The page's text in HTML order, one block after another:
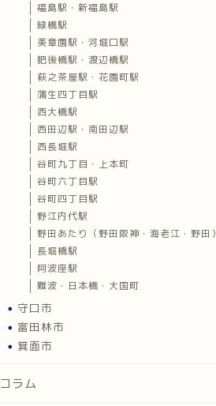
福島駅・新福島駅
緑橋駅
美章園駅・河堀口駅
肥後橋駅・渡辺橋駅
萩之茶屋駅・花園町駅
蒲生四丁目駅
西大橋駅
西田辺駅・南田辺駅
西長堀駅
谷町九丁目・上本町
谷町六丁目駅
谷町四丁目駅
野江内代駅
野田あたり（野田阪神・海老江・野田）
長堀橋駅
阿波座駅
難波・日本橋・大国町
守口市
富田林市
箕面市
コラム